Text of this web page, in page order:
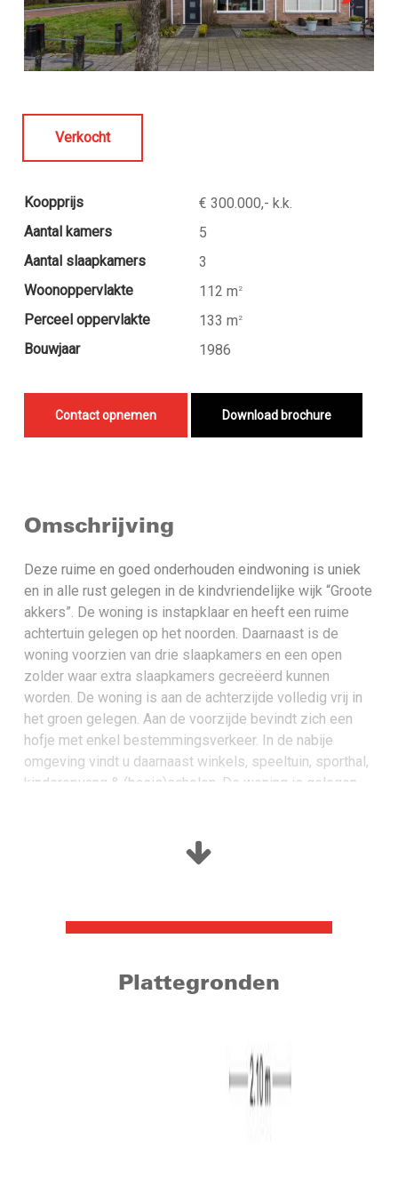
Verkocht
Koopprijs
€ 300.000,- k.k.
Aantal kamers
5
Aantal slaapkamers
3
Woonoppervlakte
112 m 2
Perceel oppervlakte 133 m 2
Bouwjaar 1986
Contact opnemen Download brochure
Omschrijving
Deze ruime en goed onderhouden eindwoning is uniek
en in alle rust gelegen in de kindvriendelijke wijk “Groote
akkers”. De woning is instapklaar en heeft een ruime
achtertuin gelegen op het noorden. Daarnaast is de
woning voorzien van drie slaapkamers en een open
zolder waar extra slaapkamers gecreëerd kunnen
worden. De woning is aan de achterzijde volledig vrij in
het groen gelegen. Aan de voorzijde bevindt zich een
hofje met enkel bestemmingsverkeer. In de nabije
omgeving vindt u daarnaast winkels, speeltuin, sporthal,
kinderopvang & (basis)scholen. De woning is gelegen
korte tijd de snelwegen richting zowel Breda, Eindhoven
Inhoud: circa 385 m³
Perceel: 133 m²
en de woonkamer. Het zitgedeelte vindt u aan de
voorzijde van de woning en het eetgedeelte aan de
achterzijde. Door zowel de grote raampartij aan de voor-
Plattegronden